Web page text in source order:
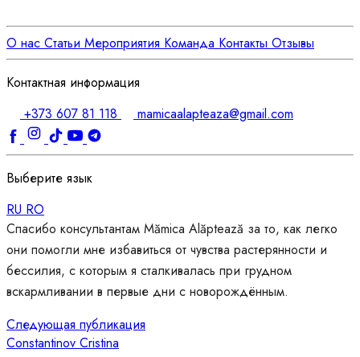
О нас Статьи Мероприятия Команда Контакты Отзывы
Контактная информация
+373 607 81 118
mamicaalapteaza@gmail.com
Выберите язык
RU RO
Спасибо консультантам Mămica Alăptează за то, как легко
они помогли мне избавиться от чувства растерянности и
бессилия, с которым я сталкивалась при грудном
вскармливании в первые дни с новорождённым.
Следующая публикация
Constantinov Cristina